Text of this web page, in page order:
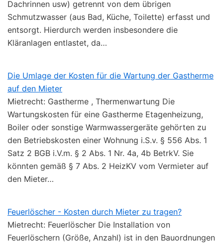
Dachrinnen usw) getrennt von dem übrigen
Schmutzwasser (aus Bad, Küche, Toilette) erfasst und
entsorgt. Hierdurch werden insbesondere die
Kläranlagen entlastet, da…
Die Umlage der Kosten für die Wartung der Gastherme
auf den Mieter
Mietrecht: Gastherme , Thermenwartung Die
Wartungskosten für eine Gastherme Etagenheizung,
Boiler oder sonstige Warmwassergeräte gehörten zu
den Betriebskosten einer Wohnung i.S.v. § 556 Abs. 1
Satz 2 BGB i.V.m. § 2 Abs. 1 Nr. 4a, 4b BetrkV. Sie
könnten gemäß § 7 Abs. 2 HeizKV vom Vermieter auf
den Mieter…
Feuerlöscher - Kosten durch Mieter zu tragen?
Mietrecht: Feuerlöscher Die Installation von
Feuerlöschern (Größe, Anzahl) ist in den Bauordnungen